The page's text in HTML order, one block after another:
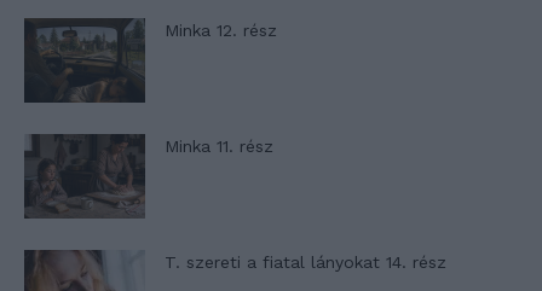
Minka 12. rész
Minka 11. rész
T. szereti a fiatal lányokat 14. rész